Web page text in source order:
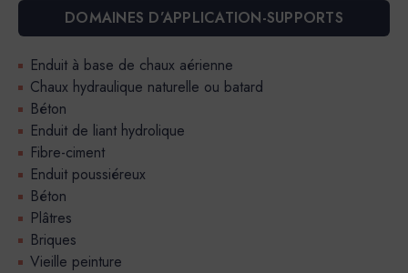
DOMAINES D’APPLICATION-SUPPORTS
Enduit à base de chaux aérienne
Chaux hydraulique naturelle ou batard
Béton
Enduit de liant hydrolique
Fibre-ciment
Enduit poussiéreux
Béton
Plâtres
Briques
Vieille peinture